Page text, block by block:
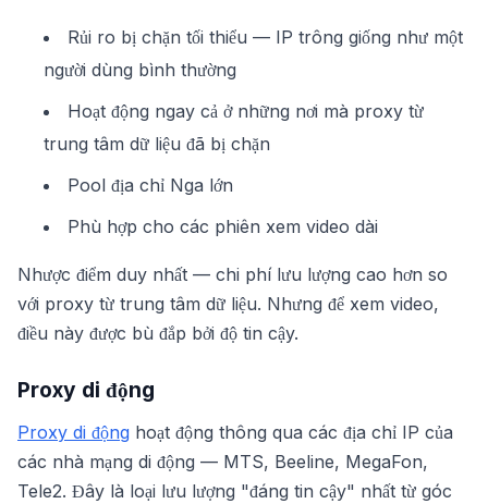
Rủi ro bị chặn tối thiểu — IP trông giống như một
người dùng bình thường
Hoạt động ngay cả ở những nơi mà proxy từ
trung tâm dữ liệu đã bị chặn
Pool địa chỉ Nga lớn
Phù hợp cho các phiên xem video dài
Nhược điểm duy nhất — chi phí lưu lượng cao hơn so
với proxy từ trung tâm dữ liệu. Nhưng để xem video,
điều này được bù đắp bởi độ tin cậy.
Proxy di động
Proxy di động hoạt động thông qua các địa chỉ IP của
các nhà mạng di động — MTS, Beeline, MegaFon,
Tele2. Đây là loại lưu lượng "đáng tin cậy" nhất từ góc